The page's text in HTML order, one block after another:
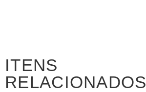
ITENS
RELACIONADOS